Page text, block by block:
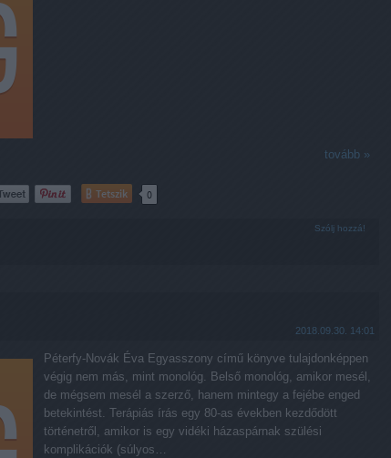
tovább »
Tetszik 0
Szólj hozzá!
2018.09.30. 14:01
Péterfy-Novák Éva Egyasszony című könyve tulajdonképpen
végig nem más, mint monológ. Belső monológ, amikor mesél,
de mégsem mesél a szerző, hanem mintegy a fejébe enged
betekintést. Terápiás írás egy 80-as években kezdődött
történetről, amikor is egy vidéki házaspárnak szülési
komplikációk (súlyos…